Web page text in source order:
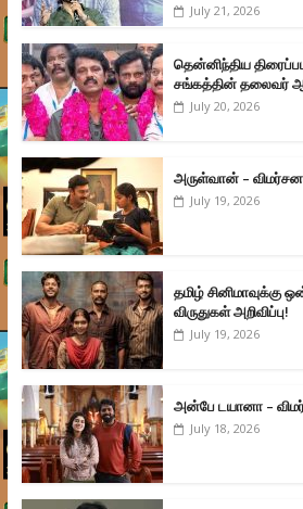
July 21, 2026
தென்னிந்திய
சங்கத்தின் தலைவர்
July 20, 2026
அருள்வான் –
July 19, 2026
தமிழ் சினிமாவுக்கு
விருதுகள் அறிவிப்பு!
July 19, 2026
அன்பே டயானா –
July 18, 2026